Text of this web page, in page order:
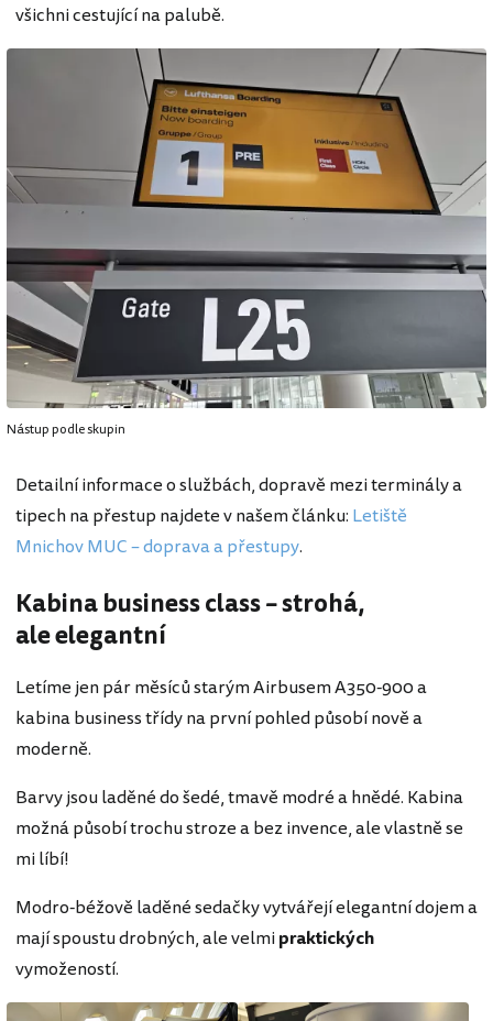
všichni cestující na palubě.
Nástup podle skupin
Detailní informace o službách, dopravě mezi terminály a
tipech na přestup najdete v našem článku: Letiště
Mnichov MUC – doprava a přestupy.
Kabina business class – strohá,
ale elegantní
Letíme jen pár měsíců starým Airbusem A350-900 a
kabina business třídy na první pohled působí nově a
moderně.
Barvy jsou laděné do šedé, tmavě modré a hnědé. Kabina
možná působí trochu stroze a bez invence, ale vlastně se
mi líbí!
Modro-béžově laděné sedačky vytvářejí elegantní dojem a
mají spoustu drobných, ale velmipraktických
vymožeností.